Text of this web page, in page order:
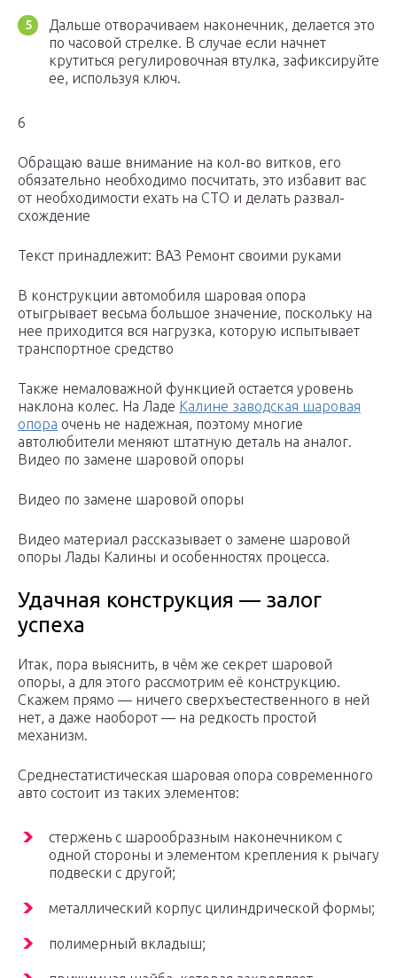
Дальше отворачиваем наконечник, делается это
по часовой стрелке. В случае если начнет
крутиться регулировочная втулка, зафиксируйте
ее, используя ключ.
6
Обращаю ваше внимание на кол-во витков, его
обязательно необходимо посчитать, это избавит вас
от необходимости ехать на СТО и делать развал-
схождение
Текст принадлежит: ВАЗ Ремонт своими руками
В конструкции автомобиля шаровая опора
отыгрывает весьма большое значение, поскольку на
нее приходится вся нагрузка, которую испытывает
транспортное средство
Также немаловажной функцией остается уровень
наклона колес. На Ладе Калине заводская шаровая
опора очень не надежная, поэтому многие
автолюбители меняют штатную деталь на аналог.
Видео по замене шаровой опоры
Видео по замене шаровой опоры
Видео материал рассказывает о замене шаровой
опоры Лады Калины и особенностях процесса.
Удачная конструкция — залог
успеха
Итак, пора выяснить, в чём же секрет шаровой
опоры, а для этого рассмотрим её конструкцию.
Скажем прямо — ничего сверхъестественного в ней
нет, а даже наоборот — на редкость простой
механизм.
Среднестатистическая шаровая опора современного
авто состоит из таких элементов:
стержень с шарообразным наконечником с
одной стороны и элементом крепления к рычагу
подвески с другой;
металлический корпус цилиндрической формы;
полимерный вкладыш;